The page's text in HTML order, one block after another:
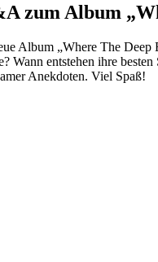
zum Album
Album „Where The
entstehen ihre
Anekdoten. Viel Spaß!